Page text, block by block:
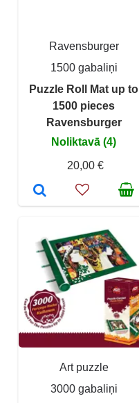
Ravensburger
1500 gabaliņi
Puzzle Roll Mat up to
1500 pieces
Ravensburger
Noliktavā (4)
20,00 €
Art puzzle
3000 gabaliņi